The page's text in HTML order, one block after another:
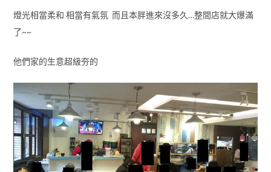
燈光相當柔和 相當有氣氛 而且本胖進來沒多久…整間店就大爆滿
了~~
他們家的生意超級夯的